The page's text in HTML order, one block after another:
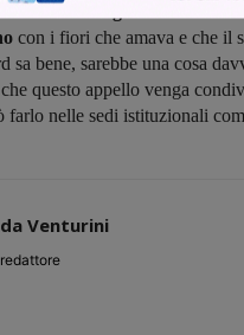
che intitolargli nelle sua città
con i fiori che amava e che il
sa bene, sarebbe una cosa
questo appello venga
farlo nelle sedi istituzionali
Venturini